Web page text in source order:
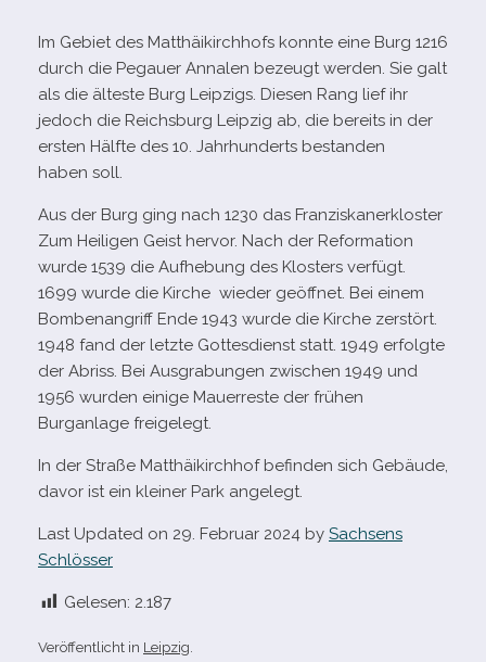
Im Gebiet des Matthäikirchhofs konnte eine Burg 1216
durch die Pegauer Annalen bezeugt wer­den. Sie galt
als die älteste Burg Leipzigs. Diesen Rang lief ihr
jedoch die Reichsburg Leipzig ab, die bereits in der
ers­ten Hälfte des 10. Jahrhunderts bestan­den
haben soll.
Aus der Burg ging nach 1230 das Franziskanerkloster
Zum Heiligen Geist her­vor. Nach der Reformation
wurde 1539 die Aufhebung des Klosters ver­fügt.
1699 wurde die Kirche wie­der geöff­net. Bei einem
Bombenangriff Ende 1943 wurde die Kirche zer­stört.
1948 fand der letzte Gottesdienst statt. 1949 erfolgte
der Abriss. Bei Ausgrabungen zwi­schen 1949 und
1956 wur­den einige Mauerreste der frü­hen
Burganlage freigelegt.
In der Straße Matthäikirchhof befin­den sich Gebäude,
davor ist ein klei­ner Park angelegt.
Last Updated on 29. Februar 2024 by Sachsens
Schlösser
Gelesen: 2.187
Veröffentlicht in Leipzig